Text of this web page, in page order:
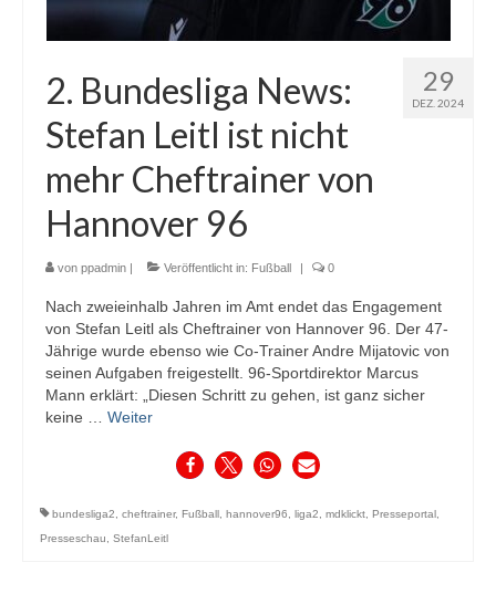
29
DEZ. 2024
2. Bundesliga News:
Stefan Leitl ist nicht
mehr Cheftrainer von
Hannover 96
von ppadmin | Veröffentlicht in: Fußball | 0
Nach zweieinhalb Jahren im Amt endet das Engagement
von Stefan Leitl als Cheftrainer von Hannover 96. Der 47-
Jährige wurde ebenso wie Co-Trainer Andre Mijatovic von
seinen Aufgaben freigestellt. 96-Sportdirektor Marcus
Mann erklärt: „Diesen Schritt zu gehen, ist ganz sicher
keine … Weiter
bundesliga2 cheftrainer, Fußball hannover96 liga2 mdklickt Presseportal
Presseschau
StefanLeitl